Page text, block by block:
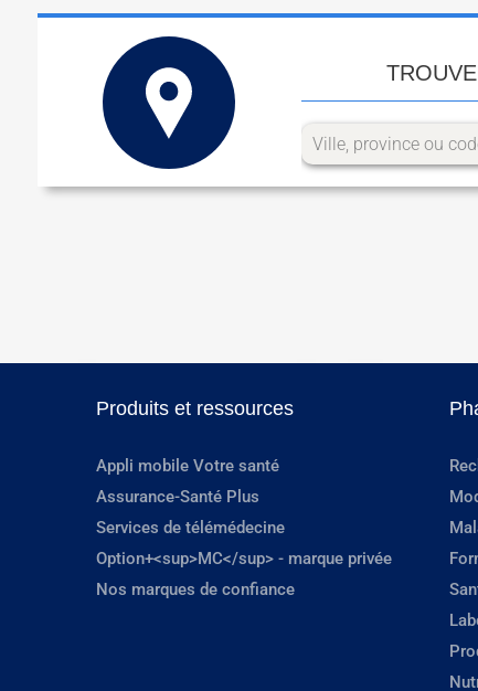
Produits et ressources
Appli mobile Votre santé
Assurance-Santé Plus
Services de télémédecine
Option+<sup>MC</sup> - marque privée
Nos marques de confiance